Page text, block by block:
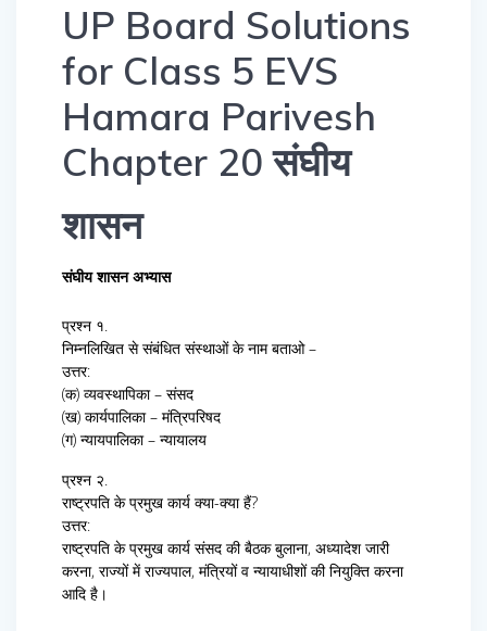
UP Board Solutions
for Class 5 EVS
Hamara Parivesh
Chapter 20 संघीय
शासन
संघीय शासन अभ्यास
प्रश्न १.
निम्नलिखित से संबंधित संस्थाओं के नाम बताओ –
उत्तर:
(क) व्यवस्थापिका – संसद
(ख) कार्यपालिका – मंत्रिपरिषद
(ग) न्यायपालिका – न्यायालय
प्रश्न २.
राष्ट्रपति के प्रमुख कार्य क्या-क्या हैं?
उत्तर:
राष्ट्रपति के प्रमुख कार्य संसद की बैठक बुलाना, अध्यादेश जारी
करना, राज्यों में राज्यपाल, मंत्रियों व न्यायाधीशों की नियुक्ति करना
आदि है।